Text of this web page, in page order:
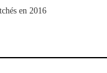
en 2016